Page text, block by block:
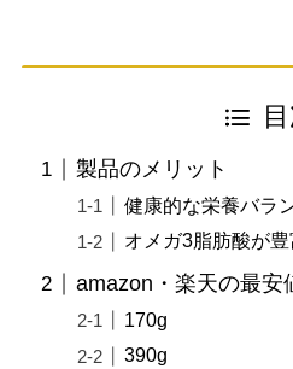
製品のメリット
健康的な栄養バラ
オメガ3脂肪酸が豊
amazon・楽天の最安
170g
390g